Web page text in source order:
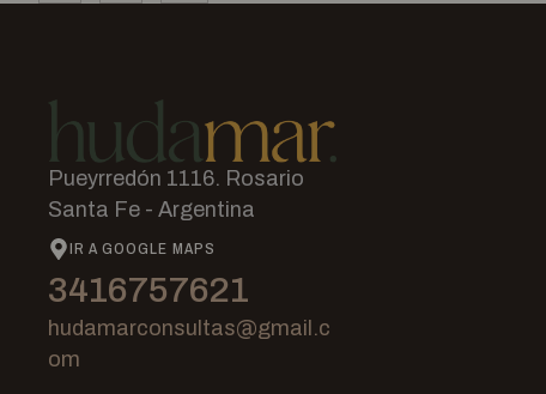
Pueyrredón 1116. Rosario
Santa Fe - Argentina
IR A GOOGLE MAPS
3416757621
hudamarconsultas@gmail.c
om